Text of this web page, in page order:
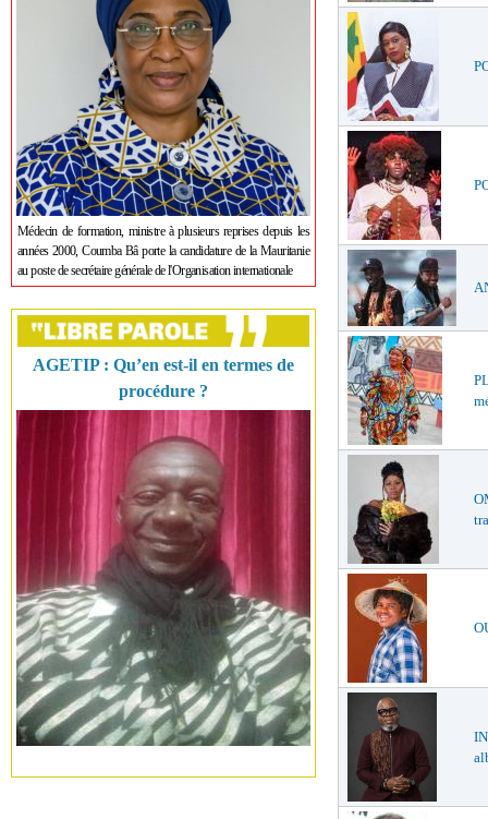
Médecin de formation, ministre à plusieurs reprises depuis les
années 2000, Coumba Bâ porte la candidature de la Mauritanie
au poste de secrétaire générale de l'Organisation internationale
AGETIP : Qu’en est-il en termes de
procédure ?